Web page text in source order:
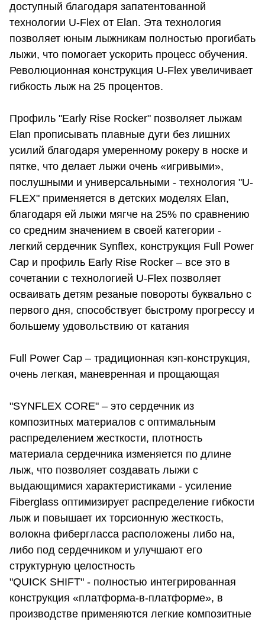
доступный благодаря запатентованной
технологии U-Flex от Elan. Эта технология
позволяет юным лыжникам полностью прогибать
лыжи, что помогает ускорить процесс обучения.
Революционная конструкция U-Flex увеличивает
гибкость лыж на 25 процентов.
Профиль "Early Rise Rocker" позволяет лыжам
Elan прописывать плавные дуги без лишних
усилий благодаря умеренному рокеру в носке и
пятке, что делает лыжи очень «игривыми»,
послушными и универсальными - технология "U-
FLEX" применяется в детских моделях Elan,
благодаря ей лыжи мягче на 25% по сравнению
со средним значением в своей категории -
легкий сердечник Synflex, конструкция Full Power
Cap и профиль Early Rise Rocker – все это в
сочетании с технологией U-Flex позволяет
осваивать детям резаные повороты буквально с
первого дня, способствует быстрому прогрессу и
большему удовольствию от катания
Full Power Cap – традиционная кэп-конструкция,
очень легкая, маневренная и прощающая
"SYNFLEX CORE" – это сердечник из
композитных материалов с оптимальным
распределением жесткости, плотность
материала сердечника изменяется по длине
лыж, что позволяет создавать лыжи с
выдающимися характеристиками - усиление
Fiberglass оптимизирует распределение гибкости
лыж и повышает их торсионную жесткость,
волокна фибергласса расположены либо на,
либо под сердечником и улучшают его
структурную целостность
"QUICK SHIFT" - полностью интегрированная
конструкция «платформа-в-платформе», в
производстве применяются легкие композитные